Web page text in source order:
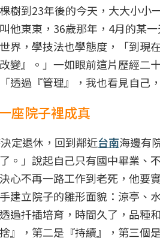
樹到23年後的今天，大大小小
他東東，36歲那年，4月的某
界，學技法也學態度，「到現
變』。」一如眼前這片歷經二
透過『管理』，我也看見自己
座院子裡成真
定退休，回到鄰近台南海邊有
。」說起自己只有國中畢業、
心不再一路工作到老死，他要
建立院子的雛形面貌：涼亭
過扦插培育，時間久了，品種
』，第二是『持續』，第三個